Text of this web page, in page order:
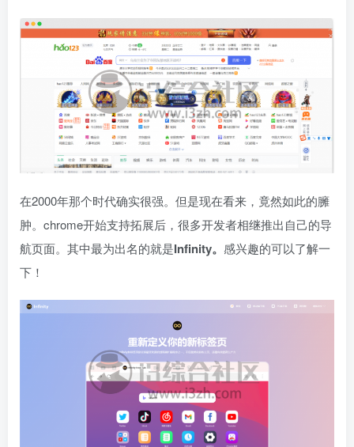
在2000年那个时代确实很强。但是现在看来，竟然如此的臃
肿。chrome开始支持拓展后，很多开发者相继推出自己的导
航页面。其中最为出名的就是Infinity。 感兴趣的可以了解一
下！